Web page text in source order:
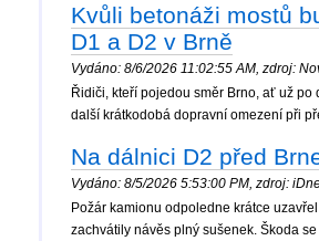
Kvůli betonáži mostů
D1 a D2 v Brně
Vydáno: 8/6/2026 11:02:55 AM, zdroj:
Řidiči, kteří pojedou směr Brno, ať už
další krátkodobá dopravní omezení při
Na dálnici D2 před
Vydáno: 8/5/2026 5:53:00 PM, zdroj:
Požár kamionu odpoledne krátce
zachvátily návěs plný sušenek. Škoda